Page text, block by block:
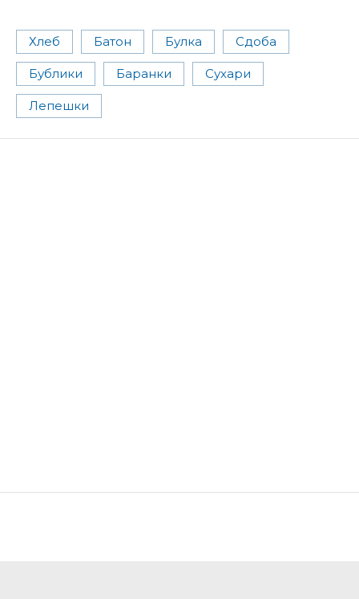
Хлеб Батон Булка Сдоба
Бублики Баранки Сухари
Лепешки